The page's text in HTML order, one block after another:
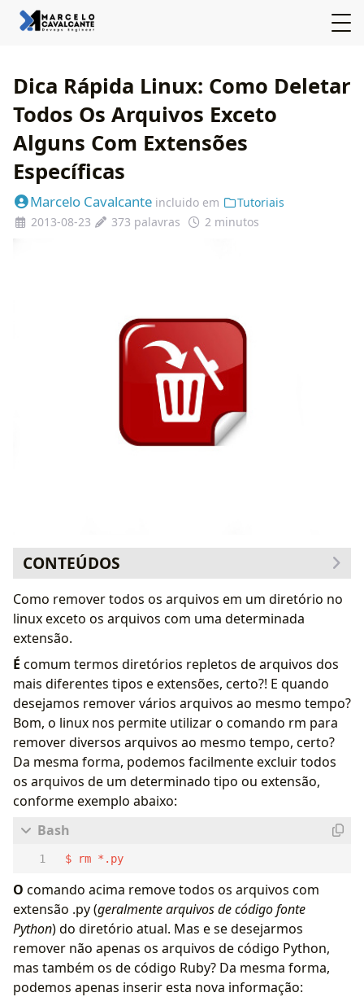
Dica Rápida Linux: Como Deletar
Todos Os Arquivos Exceto
Alguns Com Extensões
Específicas
Marcelo Cavalcante incluido em
Tutoriais
2013-08-23
373 palavras 2 minutos
CONTEÚDOS
Como remover todos os arquivos em um diretório no
linux exceto os arquivos com uma determinada
extensão.
É comum termos diretórios repletos de arquivos dos
mais diferentes tipos e extensões, certo?! E quando
desejamos remover vários arquivos ao mesmo tempo?
Bom, o linux nos permite utilizar o comando rm para
remover diversos arquivos ao mesmo tempo, certo?
Da mesma forma, podemos facilmente excluir todos
os arquivos de um determinado tipo ou extensão,
conforme exemplo abaixo:
$ rm *.py
O comando acima remove todos os arquivos com
extensão .py (geralmente arquivos de código fonte
Python) do diretório atual. Mas e se desejarmos
remover não apenas os arquivos de código Python,
mas também os de código Ruby? Da mesma forma,
podemos apenas inserir esta nova informação: